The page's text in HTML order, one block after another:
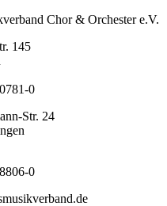
Chor & Orchester e.V.
145
0
Str. 24
0